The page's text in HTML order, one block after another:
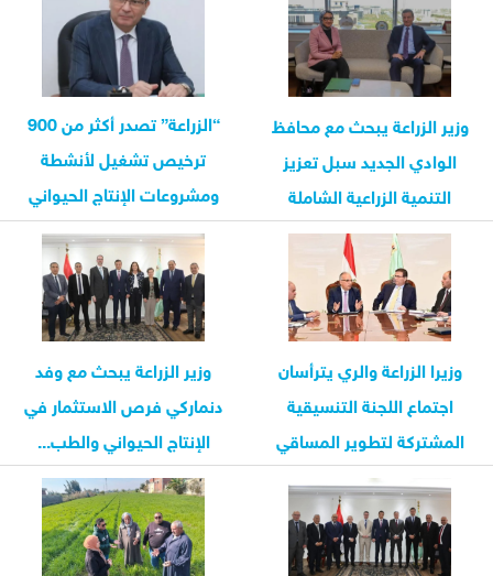
وزير الزراعة يبحث مع محافظ
الوادي الجديد سبل تعزيز
التنمية الزراعية الشاملة
“الزراعة” تصدر أكثر من 900
ترخيص تشغيل لأنشطة
ومشروعات الإنتاج الحيواني
والداجني...
وزيرا الزراعة والري يترأسان
اجتماع اللجنة التنسيقية
المشتركة لتطوير المساقي
وزير الزراعة يبحث مع وفد
دنماركي فرص الاستثمار في
الإنتاج الحيواني والطب...